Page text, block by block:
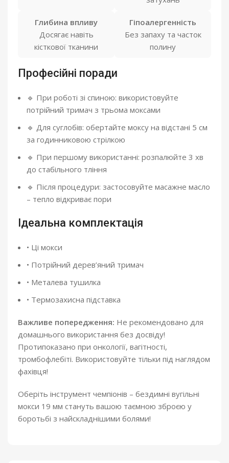
Глибина впливу
Досягає навіть
кісткової тканини
Гіпоалергенність
Без запаху та часток
полину
Професійні поради
🔹 При роботі зі спиною: використовуйте
потрійний тримач з трьома моксами
🔹 Для суглобів: обертайте моксу на відстані 5 см
за годинниковою стрілкою
🔹 При першому використанні: розпалюйте 3 хв
до стабільного тління
🔹 Після процедури: застосовуйте масажне масло
– тепло відкриває пори
Ідеальна комплектація
• Ці мокси
• Потрійний дерев’яний тримач
• Металева тушилка
• Термозахисна підставка
Важливе попередження: Не рекомендовано для
домашнього використання без досвіду!
Протипоказано при онкології, вагітності,
тромбофлебіті. Використовуйте тільки під наглядом
фахівця!
Оберіть інструмент чемпіонів – бездимні вугільні
мокси 19 мм стануть вашою таємною зброєю у
боротьбі з найскладнішими болями!